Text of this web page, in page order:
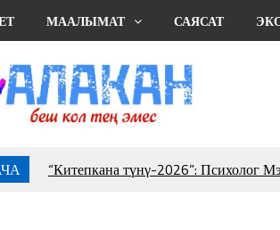
МААЛЫМАТ САЯСАТ
“Китепкана түнγ-2026”: Психолог